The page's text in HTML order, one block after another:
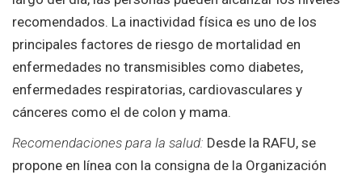
recomendados. La inactividad física es uno de los
principales factores de riesgo de mortalidad en
enfermedades no transmisibles como diabetes,
enfermedades respiratorias, cardiovasculares y
cánceres como el de colon y mama.
Recomendaciones para la salud: Desde la RAFU, se
propone en línea con la consigna de la Organización